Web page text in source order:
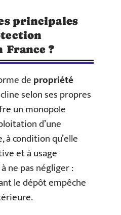
principales
France ?
depropriété
selon ses propres
un monopole
d’une
condition qu’elle
et à usage
ne pas négliger :
le dépôt empêche